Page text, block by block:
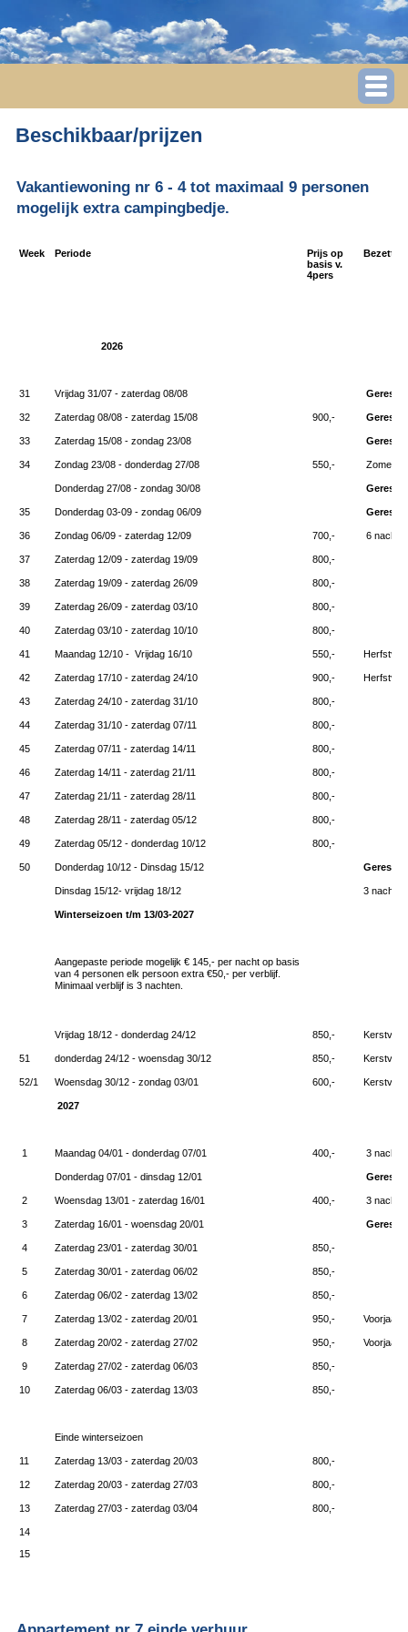
Beschikbaar/prijzen
Vakantiewoning nr 6 - 4 tot maximaal 9 personen
mogelijk extra campingbedje.
Week Periode
Prijs op
basis v.
4pers
2026
31 Vrijdag 31/07 - zaterdag 08/08
32 Zaterdag 08/08 - zaterdag 15/08 900,-
33 Zaterdag 15/08 - zondag 23/08
34 Zondag 23/08 - donderdag 27/08 550,-
Donderdag 27/08 - zondag 30/08
35 Donderdag 03-09 - zondag 06/09
36 Zondag 06/09 - zaterdag 12/09 700,- 6
37 Zaterdag 12/09 - zaterdag 19/09 800,-
38 Zaterdag 19/09 - zaterdag 26/09 800,-
39 Zaterdag 26/09 - zaterdag 03/10 800,-
40 Zaterdag 03/10 - zaterdag 10/10 800,-
41 Maandag 12/10 - Vrijdag 16/10 550,-
42 Zaterdag 17/10 - zaterdag 24/10 900,-
43 Zaterdag 24/10 - zaterdag 31/10 800,-
44 Zaterdag 31/10 - zaterdag 07/11 800,-
45 Zaterdag 07/11 - zaterdag 14/11 800,-
46 Zaterdag 14/11 - zaterdag 21/11 800,-
47 Zaterdag 21/11 - zaterdag 28/11 800,-
48 Zaterdag 28/11 - zaterdag 05/12 800,-
49 Zaterdag 05/12 - donderdag 10/12 800,-
50 Donderdag 10/12 - Dinsdag 15/12
Dinsdag 15/12- vrijdag 18/12 3
Winterseizoen t/m 13/03-2027
Aangepaste periode mogelijk € 145,- per nacht op basis
van 4 personen elk persoon extra €50,- per verblijf.
Minimaal verblijf is 3 nachten.
Vrijdag 18/12 - donderdag 24/12 850,-
51 donderdag 24/12 - woensdag 30/12 850,-
52/1 Woensdag 30/12 - zondag 03/01 600,-
2027
1 Maandag 04/01 - donderdag 07/01 400,- 3
Donderdag 07/01 - dinsdag 12/01
2 Woensdag 13/01 - zaterdag 16/01 400,- 3
3 Zaterdag 16/01 - woensdag 20/01
4 Zaterdag 23/01 - zaterdag 30/01 850,-
5 Zaterdag 30/01 - zaterdag 06/02 850,-
6 Zaterdag 06/02 - zaterdag 13/02 850,-
7 Zaterdag 13/02 - zaterdag 20/01 950,-
8 Zaterdag 20/02 - zaterdag 27/02 950,-
9 Zaterdag 27/02 - zaterdag 06/03 850,-
10 Zaterdag 06/03 - zaterdag 13/03 850,-
Einde winterseizoen
11 Zaterdag 13/03 - zaterdag 20/03 800,-
12 Zaterdag 20/03 - zaterdag 27/03 800,-
13 Zaterdag 27/03 - zaterdag 03/04 800,-
14
15